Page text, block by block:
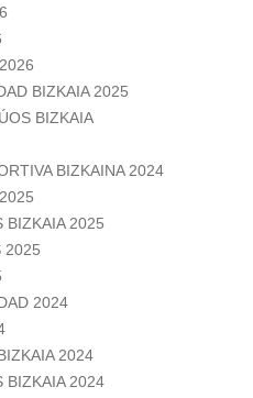
BIZKAIA 2025
BIZKAIA
BIZKAINA 2024
BIZKAIA 2025
2025
2024
2024
BIZKAIA 2024